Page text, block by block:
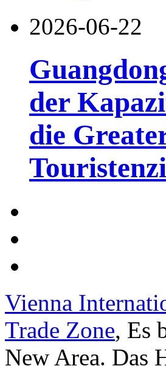
2026-06-22
der
die
Vienna
Trade Zone, Es
New Area. Das